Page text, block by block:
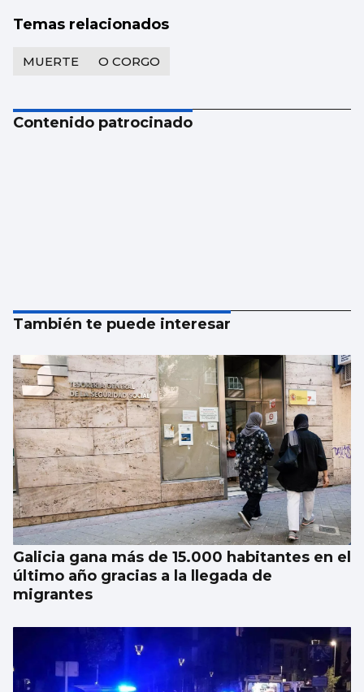
Temas relacionados
MUERTE O CORGO
Contenido patrocinado
También te puede interesar
Galicia gana más de 15.000 habitantes en el
último año gracias a la llegada de
migrantes